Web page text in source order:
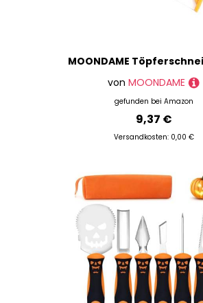
von MOONDAME
gefunden bei Amazon
9,37 €
Versandkosten: 0,00 €